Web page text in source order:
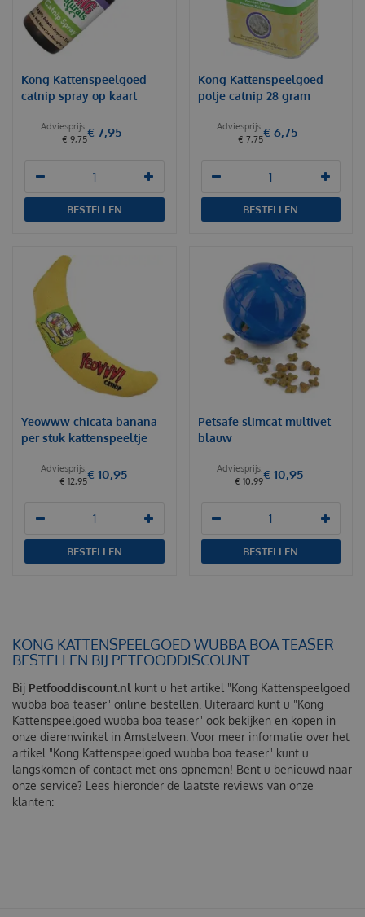
Kong Kattenspeelgoed
catnip spray op kaart
€ 9,75€ 7,95
BESTELLEN
Kong Kattenspeelgoed
potje catnip 28 gram
€ 7,75€ 6,75
BESTELLEN
Yeowww chicata banana
per stuk kattenspeeltje
€ 12,95€ 10,95
BESTELLEN
Petsafe slimcat multivet
blauw
€ 10,99€ 10,95
BESTELLEN
KONG KATTENSPEELGOED WUBBA BOA TEASER
BESTELLEN BIJ PETFOODDISCOUNT
Bij Petfooddiscount.nl kunt u het artikel "Kong Kattenspeelgoed
wubba boa teaser" online bestellen. Uiteraard kunt u "Kong
Kattenspeelgoed wubba boa teaser" ook bekijken en kopen in
onze dierenwinkel in Amstelveen. Voor meer informatie over het
artikel "Kong Kattenspeelgoed wubba boa teaser" kunt u
langskomen of contact met ons opnemen! Bent u benieuwd naar
onze service? Lees hieronder de laatste reviews van onze
klanten: